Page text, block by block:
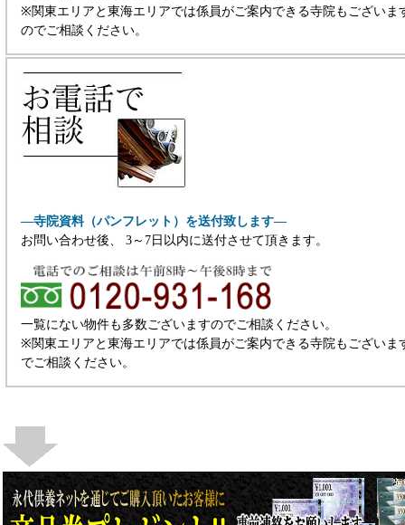
※関東エリアと東海エリアでは係員がご案内できる寺院もございま
のでご相談ください。
―寺院資料（パンフレット）を送付致します―
お問い合わせ後、 3～7日以内に送付させて頂きます。
一覧にない物件も多数ございますのでご相談ください。
※関東エリアと東海エリアでは係員がご案内できる寺院もございま
でご相談ください。